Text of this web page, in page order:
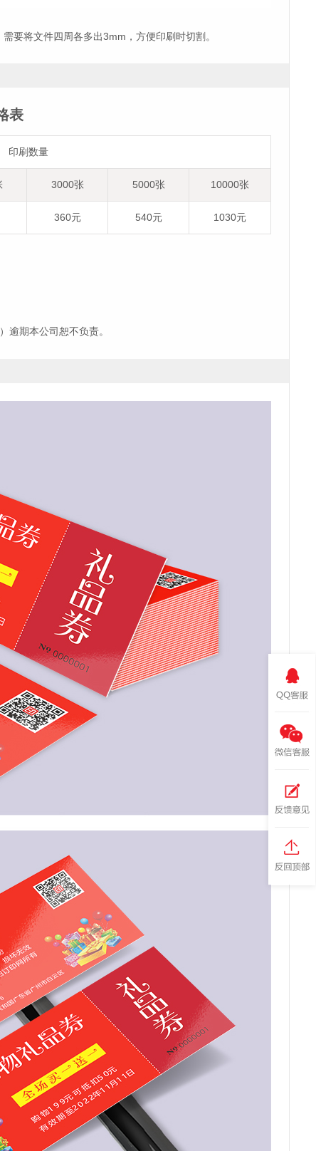
要将文件四周各多出3mm，方便印刷时切割。
表
印刷数量
3000张 5000张 10000张
360元 540元 1030元
逾期本公司恕不负责。